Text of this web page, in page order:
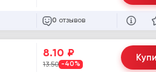
0 отзывов
8.10 ₽
13.50 -40%